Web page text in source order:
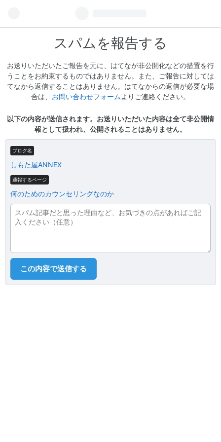
スパムを報告する
お送りいただいたご報告を元に、はてなが非公開化などの措置を行
うことをお約束するものではありません。また、ご報告に対しては
てなから返信することはありません。はてなからの返信が必要な場
合は、 お問い合わせフォームよりご連絡ください。
以下の内容が送信されます。お送りいただいた内容は全て非公開情
報として扱われ、公開されることはありません。
ブログ名
しもた屋ANNEX
通報するページ
何のためのカウンセリングなのか